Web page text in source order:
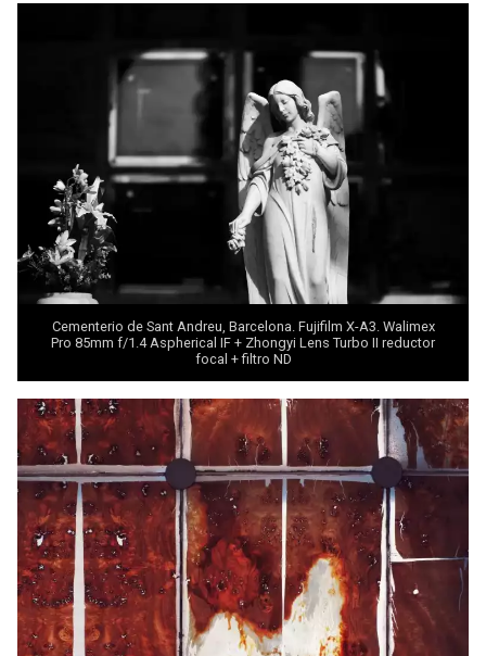
Cementerio de Sant Andreu, Barcelona. Fujifilm X-A3. Walimex
Pro 85mm f/1.4 Aspherical IF + Zhongyi Lens Turbo II reductor
focal + filtro ND